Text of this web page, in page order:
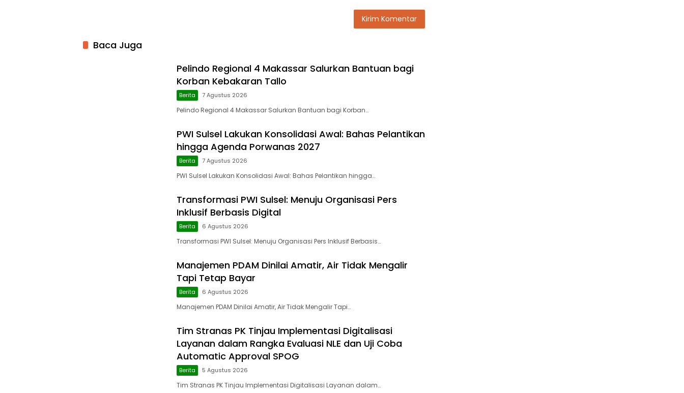
Baca Juga
Pelindo Regional 4 Makassar Salurkan Bantuan bagi
Korban Kebakaran Tallo
Berita 7 Agustus 2026
Pelindo Regional 4 Makassar Salurkan Bantuan bagi Korban…
PWI Sulsel Lakukan Konsolidasi Awal: Bahas Pelantikan
hingga Agenda Porwanas 2027
Berita 7 Agustus 2026
PWI Sulsel Lakukan Konsolidasi Awal: Bahas Pelantikan hingga…
Transformasi PWI Sulsel: Menuju Organisasi Pers
Inklusif Berbasis Digital
Berita 6 Agustus 2026
Transformasi PWI Sulsel: Menuju Organisasi Pers Inklusif Berbasis…
Manajemen PDAM Dinilai Amatir, Air Tidak Mengalir
Tapi Tetap Bayar
Berita 6 Agustus 2026
Manajemen PDAM Dinilai Amatir, Air Tidak Mengalir Tapi…
Tim Stranas PK Tinjau Implementasi Digitalisasi
Layanan dalam Rangka Evaluasi NLE dan Uji Coba
Automatic Approval SPOG
Berita 5 Agustus 2026
Tim Stranas PK Tinjau Implementasi Digitalisasi Layanan dalam…